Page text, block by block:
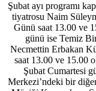
Şubat ayı programı
tiyatrosu Naim
Günü saat 13.00 ve
günü ise Temiz
Necmettin Erbakan
saat 13.00 ve 15.00
Şubat Cumartesi
Merkezi’ndeki bir